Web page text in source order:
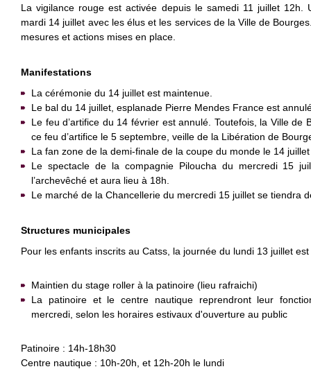
La vigilance rouge est activée depuis le samedi 11 juillet 12h.
mardi 14 juillet avec les élus et les services de la Ville de
mesures et actions mises en place.
Manifestations
La cérémonie du 14 juillet est maintenue.
Le bal du 14 juillet, esplanade Pierre Mendes France est
Le feu d’artifice du 14 février est annulé. Toutefois, la Ville de
ce feu d’artifice le 5 septembre, veille de la Libération de
La fan zone de la demi-finale de la coupe du monde le 14
Le spectacle de la compagnie Piloucha du mercredi 15
l’archevêché et aura lieu à 18h.
Le marché de la Chancellerie du mercredi 15 juillet se tiendra
Structures municipales
Pour les enfants inscrits au Catss, la journée du lundi 13 juillet
Maintien du stage roller à la patinoire (lieu rafraichi)
La patinoire et le centre nautique reprendront leur
mercredi, selon les horaires estivaux d'ouverture au public
Patinoire : 14h-18h30
Centre nautique : 10h-20h, et 12h-20h le lundi